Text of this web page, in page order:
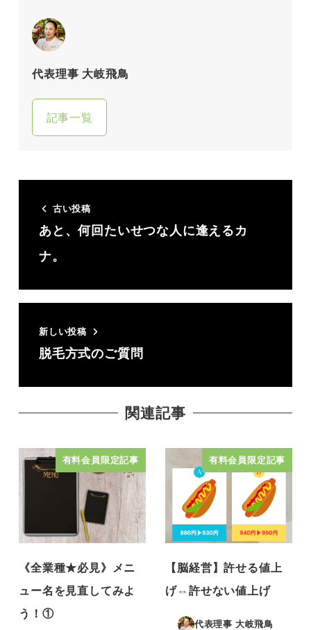
代表理事 大岐飛鳥
記事一覧
古い投稿
あと、何回たいせつな人に逢えるカ
ナ。
新しい投稿
脱毛方式のご質問
関連記事
有料会員限定記事
《全業種★必見》メニ
ュー名を見直してみよ
う！①
有料会員限定記事
【脳経営】許せる値上
げ⇔許せない値上げ
代表理事 大岐飛鳥